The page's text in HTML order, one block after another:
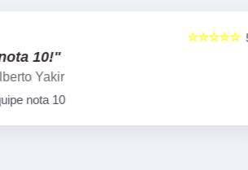
☆☆☆☆☆
"Ótima qualidade!"
Laercio Viegas
Uma empresa séria e com um excelente
ótima qualidade